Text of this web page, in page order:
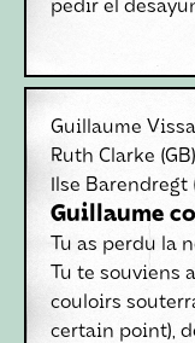
pedir el
Guillaume
Ruth Clarke (GB)
Ilse Barendregt
Guillaume
Tu as perdu la
Tu te souviens
couloirs
certain point),